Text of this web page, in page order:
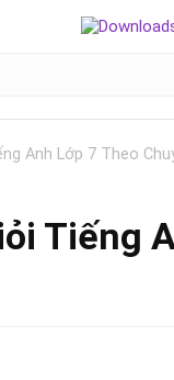
Anh Lớp 7 Theo
Tiếng